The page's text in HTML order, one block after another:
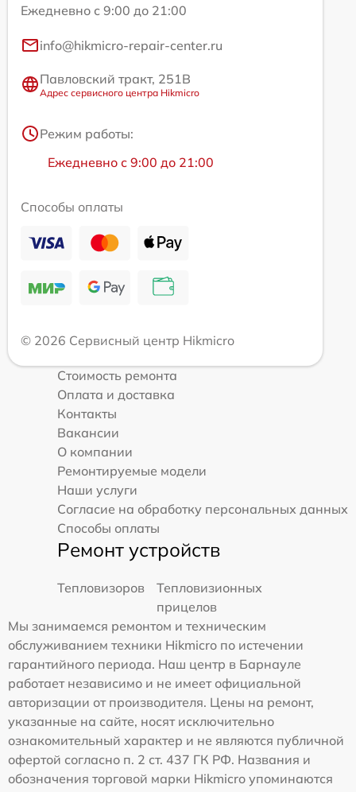
Ежедневно с 9:00 до 21:00
info@hikmicro-repair-center.ru
Павловский тракт, 251В
Адрес сервисного центра Hikmicro
Режим работы:
Ежедневно с 9:00 до 21:00
Способы оплаты
© 2026 Сервисный центр Hikmicro
Стоимость ремонта
Оплата и доставка
Контакты
Вакансии
О компании
Ремонтируемые модели
Наши услуги
Согласие на обработку персональных данных
Способы оплаты
Ремонт устройств
Тепловизоров
Тепловизионных
прицелов
Мы занимаемся ремонтом и техническим
обслуживанием техники Hikmicro по истечении
гарантийного периода. Наш центр в Барнауле
работает независимо и не имеет официальной
авторизации от производителя. Цены на ремонт,
указанные на сайте, носят исключительно
ознакомительный характер и не являются публичной
офертой согласно п. 2 ст. 437 ГК РФ. Названия и
обозначения торговой марки Hikmicro упоминаются